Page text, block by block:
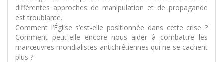
différentes approches de manipulation et de propagande
est troublante.
Comment l’Église s’est-elle positionnée dans cette crise ?
Comment peut-elle encore nous aider à combattre les
manœuvres mondialistes antichrétiennes qui ne se cachent
plus ?